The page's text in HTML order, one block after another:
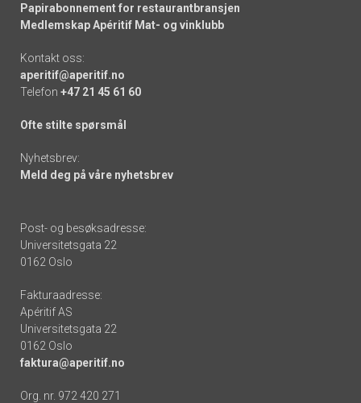
Papirabonnement for restaurantbransjen
Medlemskap Apéritif Mat- og vinklubb
Kontakt oss:
aperitif@aperitif.no
Telefon +47 21 45 61 60
Ofte stilte spørsmål
Nyhetsbrev:
Meld deg på våre nyhetsbrev
Post- og besøksadresse:
Universitetsgata 22
0162 Oslo
Fakturaadresse:
Apéritif AS
Universitetsgata 22
0162 Oslo
faktura@aperitif.no
Org. nr. 972 420 271